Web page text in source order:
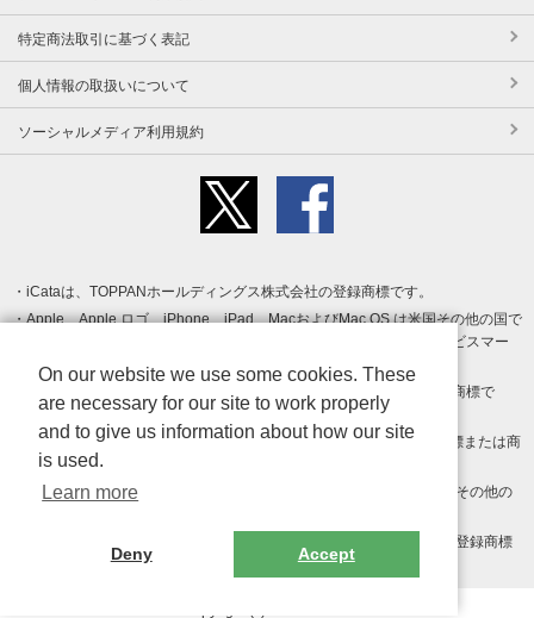
特定商法取引に基づく表記
個人情報の取扱いについて
ソーシャルメディア利用規約
iCataは、TOPPANホールディングス株式会社の登録商標です。
Apple、Apple ロゴ、iPhone、iPad、MacおよびMac OS は米国その他の国で
登録された Apple Inc. の商標です。App Store は Apple Inc. のサービスマー
クです。
Android、Google Play および Google Play ロゴ は Google LLC の商標で
す。
Windows は Microsoft Inc.の米国およびその他の国における登録商標または商
標です。
Adobe、Adobe Reader、Adobe PDF は、Adobe Inc.の米国およびその他の
その他、記載されている会社名、商品名、ロゴは各社の商標または登録商標
On our website we use some cookies. These
are necessary for our site to work properly
and to give us information about how our site
is used.
Learn more
Deny Accept